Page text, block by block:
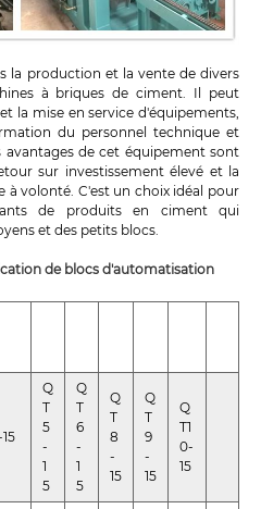
la production et la vente de divers
à briques de ciment. Il peut
la mise en service d'équipements,
du personnel technique et
avantages de cet équipement sont
sur investissement élevé et la
à volonté. C'est un choix idéal pour
de produits en ciment qui
et des petits blocs.
de blocs d'automatisation
Q
T
5
-
1
5
Q
T
6
-
1
5
Q
T
8
-
15
Q
T
9
-
15
Q
T1
0-
15